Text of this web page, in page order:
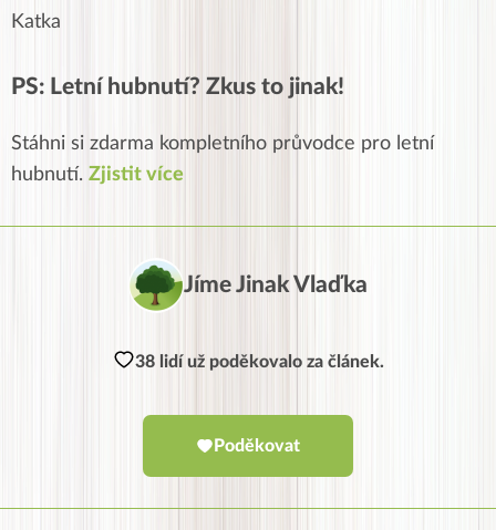
Katka
PS: Letní hubnutí? Zkus to jinak!
Stáhni si zdarma kompletního průvodce pro letní
hubnutí. Zjistit více
Jíme Jinak Vlaďka
38 lidí už poděkovalo za článek.
Poděkovat